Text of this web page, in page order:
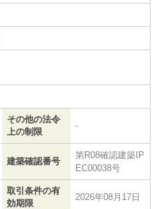
その他の法令
上の制限
-
建築確認番号
第R08確認建築IP
EC00038号
取引条件の有
効期限
2026年08月17日